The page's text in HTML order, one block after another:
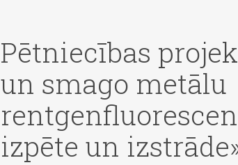
Pētniecības
un smago metālu
izpēte un